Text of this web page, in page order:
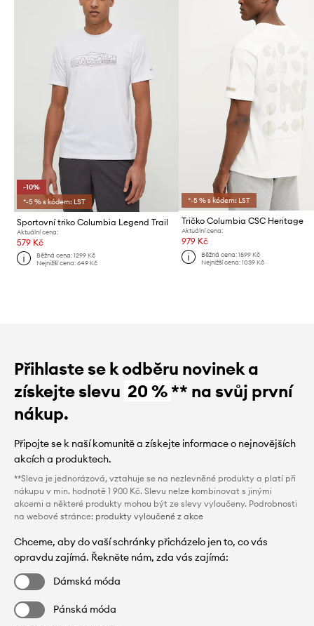
-10%
*-5 % s kódem: LST
Sportovní triko Columbia Legend Trail
Aktuální cena:
579 Kč
Běžná cena:1299 Kč
Nejnižší cena:649 Kč
*-5 % s kódem: LST
Tričko Columbia CSC Heritage
Aktuální cena:
979 Kč
Běžná cena: 1599 Kč
Nejnižší cena: 1039 Kč
Přihlaste se k odběru novinek a
získejte slevu 20 %** na svůj první
nákup.
Připojte se k naší komunitě a získejte informace o nejnovějších
akcích a produktech.
**Sleva je jednorázová, vztahuje se na nezlevněné produkty a platí při
nákupu v min. hodnotě 1 900 Kč. Slevu nelze kombinovat s jinými
akcemi a některé produkty mohou být ze slevy vyloučeny. Podrobnosti
na webové stránce: produkty vyloučené z akce
Chceme, aby do vaší schránky přicházelo jen to, co vás
opravdu zajímá. Řekněte nám, zda vás zajímá:
Dámská móda
Pánská móda